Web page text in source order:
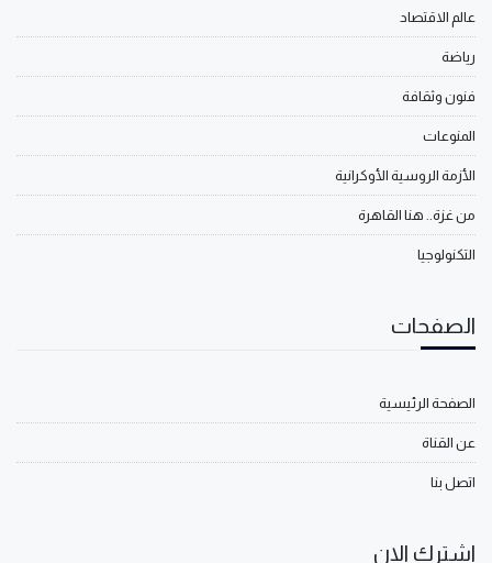
عالم الاقتصاد
رياضة
فنون وثقافة
المنوعات
الأزمة الروسية الأوكرانية
من غزة.. هنا القاهرة
التكنولوجيا
الصفحات
الصفحة الرئيسية
عن القناة
اتصل بنا
اشترك الان